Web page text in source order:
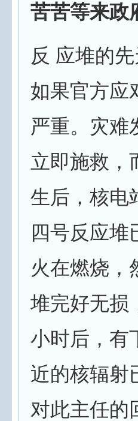
苦苦等来政
反 应堆的
如果官方应
严重。灾难
立即施救，
生后，核电
四号反应堆
火在燃烧，
堆完好无损
小时后，有
近的核辐射
对此主任的